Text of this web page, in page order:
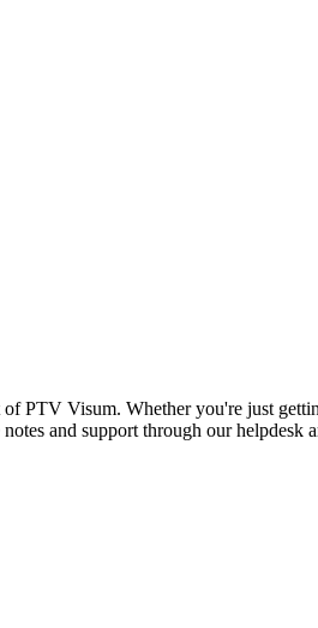
PTV Visum. Whether you're just
and support through our helpdesk